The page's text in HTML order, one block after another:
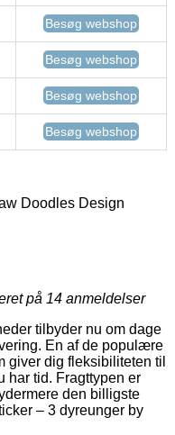
Besøg webshop
Besøg webshop
Besøg webshop
Besøg webshop
Doodles Design
på 14 anmeldelser
tilbyder nu om dage
En af de populære
giver dig fleksibiliteten til
har tid. Fragttypen er
den billigste
– 3 dyreunger by